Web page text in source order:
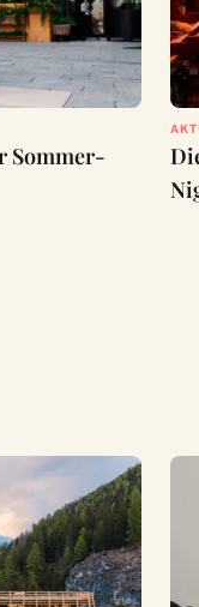
Sommer-